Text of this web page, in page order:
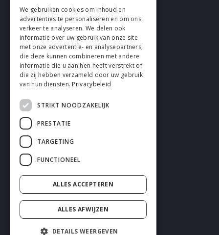
VOLG EN
Cookies
Privacy
Disclaimer
Algemene voorwaarden
We gebruiken cookies om inhoud en
advertenties te personaliseren en om ons
verkeer te analyseren. We delen ook
informatie over uw gebruik van onze site
met onze advertentie- en analysepartners,
die deze kunnen combineren met andere
informatie die u aan hen heeft verstrekt of
die zij hebben verzameld door uw gebruik
van hun diensten. Privacybeleid
STRIKT NOODZAKELIJK
PRESTATIE
TARGETING
FUNCTIONEEL
ALLES ACCEPTEREN
ALLES AFWIJZEN
DETAILS WEERGEVEN